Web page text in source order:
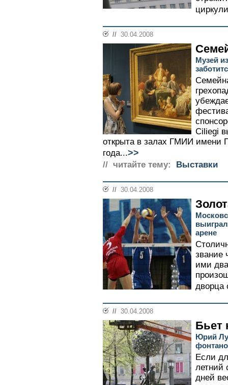
// 30.04.2008
Музей
Ciliegi
открыта в залах ГМИИ имени
года...>>
// читайте тему: Выставки
// 30.04.2008
арене
звание
ими
дворца
// 30.04.2008
Бьет
Юрий
Если
летний
дней